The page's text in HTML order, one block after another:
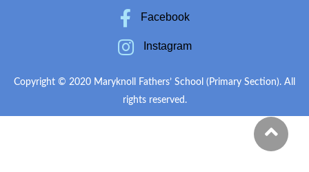
Facebook
Instagram
Copyright © 2020 Maryknoll Fathers’ School (Primary Section). All
rights reserved.